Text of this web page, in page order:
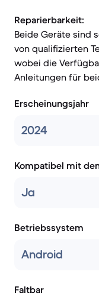
Reparierbarkeit:
Beide Geräte sind
von qualifizierten
wobei die
Anleitungen für
Erscheinungsjahr
2024
Kompatibel mit
Ja
Betriebssystem
Android
Faltbar